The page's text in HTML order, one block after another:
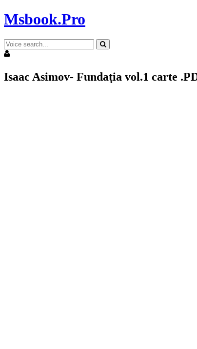
Msbook.Pro
Isaac Asimov- Fundaţia vol.1 carte